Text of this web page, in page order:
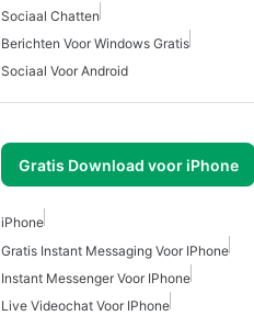
Sociaal Chatten
Berichten Voor Windows Gratis
Sociaal Voor Android
Gratis Download voor iPhone
iPhone
Gratis Instant Messaging Voor IPhone
Instant Messenger Voor IPhone
Live Videochat Voor IPhone